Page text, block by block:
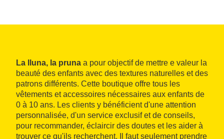
La lluna, la pruna a pour objectif de mettre e valeur la
beauté des enfants avec des textures naturelles et des
patrons différents. Cette boutique offre tous les
vêtements et accessoires nécessaires aux enfants de
0 à 10 ans. Les clients y bénéficient d'une attention
personnalisée, d'un service exclusif et de conseils,
pour recommander, éclaircir des doutes et les aider à
trouver ce qu'ils recherchent. Il faut seulement prendre